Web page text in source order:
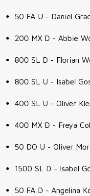
50 FA U - Daniel
200 MX D - Abbie
800 SL D - Florian
800 SL U - Isabel
400 SL U - Oliver
400 MX D - Freya
50 DO U - Oliver
1500 SL D - Isabel
50 FA D - Angelina